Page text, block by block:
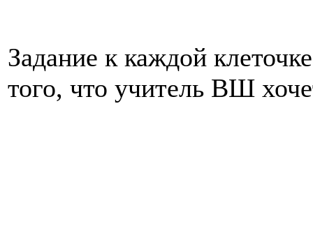
Задание к каждой
того, что учитель ВШ